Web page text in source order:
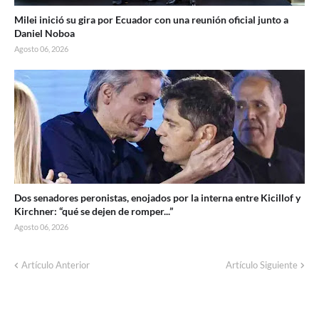
Milei inició su gira por Ecuador con una reunión oficial junto a
Daniel Noboa
Agosto 06, 2026
Dos senadores peronistas, enojados por la interna entre Kicillof y
Kirchner: “qué se dejen de romper...”
Agosto 06, 2026
Artículo Anterior Artículo Siguiente